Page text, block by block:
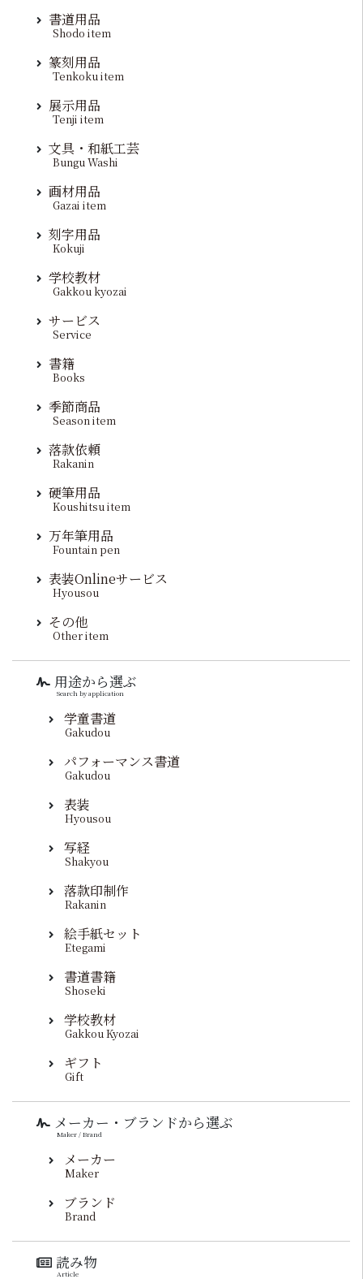
書道用品
Shodo item
篆刻用品
Tenkoku item
展示用品
Tenji item
文具・和紙工芸
Bungu Washi
画材用品
Gazai item
刻字用品
Kokuji
学校教材
Gakkou kyozai
サービス
Service
書籍
Books
季節商品
Season item
落款依頼
Rakanin
硬筆用品
Koushitsu item
万年筆用品
Fountain pen
表装Onlineサービス
Hyousou
その他
Other item
用途から選ぶ
Search by application
学童書道
Gakudou
パフォーマンス書道
Gakudou
表装
Hyousou
写経
Shakyou
落款印制作
Rakanin
絵手紙セット
Etegami
書道書籍
Shoseki
学校教材
Gakkou Kyozai
ギフト
Gift
メーカー・ブランドから選ぶ
Maker / Brand
メーカー
Maker
ブランド
Brand
読み物
Article